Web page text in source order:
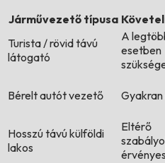
Járművezető típusa
Turista / rövid távú
látogató
A
esetben
Bérelt autót vezető
Hosszú távú külföldi
lakos
Eltérő